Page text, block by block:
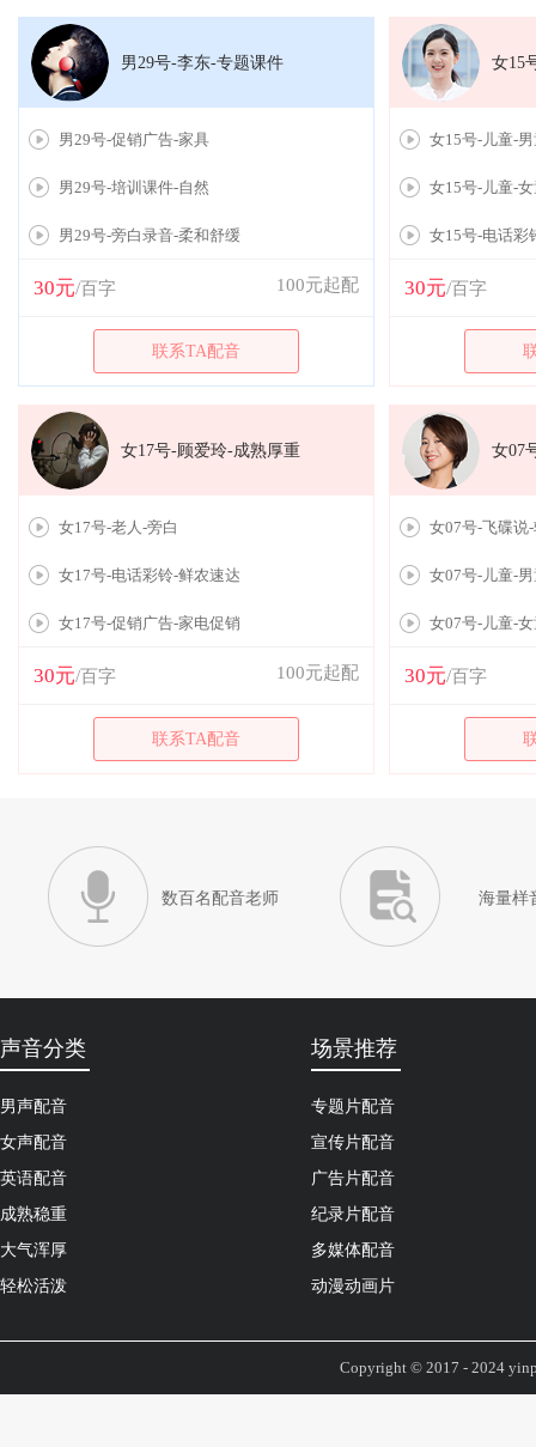
男29号-李东-专题课件
男29号-促销广告-家具
男29号-培训课件-自然
男29号-旁白录音-柔和舒缓
30元/百字 100元起配
联系TA配音
女15
女15号-儿童-
女15号-儿童-
女15号-电话彩
30元/百字
女17号-顾爱玲-成熟厚重
女17号-老人-旁白
女17号-电话彩铃-鲜农速达
女17号-促销广告-家电促销
30元/百字 100元起配
联系TA配音
女07
女07号-飞碟说
女07号-儿童-
女07号-儿童-
30元/百字
数百名配音老师 海量样
声音分类
男声配音
女声配音
英语配音
成熟稳重
大气浑厚
轻松活泼
场景推荐
专题片配音
宣传片配音
广告片配音
纪录片配音
多媒体配音
动漫动画片
Copyright © 2017 - 2024